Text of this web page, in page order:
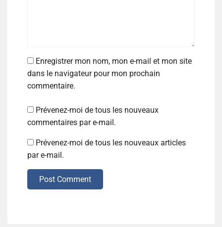
Enregistrer mon nom, mon e-mail et mon site
dans le navigateur pour mon prochain
commentaire.
Prévenez-moi de tous les nouveaux
commentaires par e-mail.
Prévenez-moi de tous les nouveaux articles
par e-mail.
Post Comment